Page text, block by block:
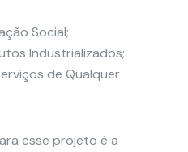
Social;
Industrializados;
de Qualquer
esse projeto é a